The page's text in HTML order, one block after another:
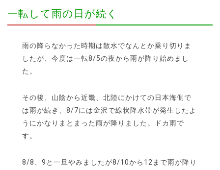
一転して雨の日が続く
雨の降らなかった時期は散水でなんとか乗り切りま
したが、今度は一転8/5の夜から雨が降り始めまし
た。
その後、山陰から近畿、北陸にかけての日本海側で
は雨が続き、8/7には金沢で線状降水帯が発生したよ
うにかなりまとまった雨が降りました。ドカ雨で
す。
8/8、9と一旦やみましたが8/10から12まで雨が降り